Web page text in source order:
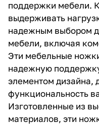
поддержки мебели.
выдерживать
надежным выбором
мебели, включая
Эти мебельные
надежную
элементом дизайна,
функциональность
Изготовленные из
материалов, эти